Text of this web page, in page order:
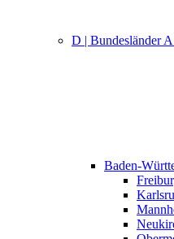
D | Bundesländer
Baden-